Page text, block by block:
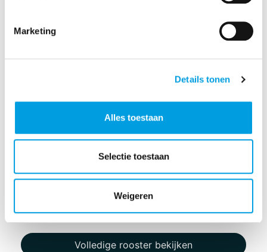
Marketing
Details tonen
Alles toestaan
Selectie toestaan
Weigeren
Volledige rooster bekijken